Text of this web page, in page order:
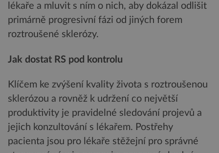
lékaře a mluvit s ním o nich, aby dokázal odlišit
primárně progresivní fázi od jiných forem
roztroušené sklerózy.
Jak dostat RS pod kontrolu
Klíčem ke zvýšení kvality života s roztroušenou
sklerózou a rovněž k udržení co největší
produktivity je pravidelné sledování projevů a
jejich konzultování s lékařem. Postřehy
pacienta jsou pro lékaře stěžejní pro správné